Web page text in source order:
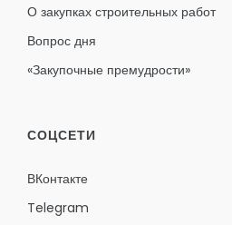
О закупках строительных работ
Вопрос дня
«Закупочные премудрости»
СОЦСЕТИ
ВКонтакте
Telegram